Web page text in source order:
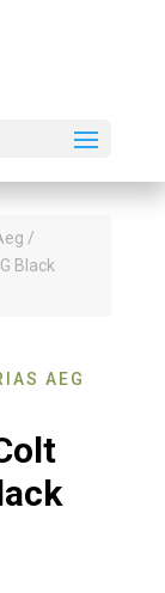
/
Black
AEG